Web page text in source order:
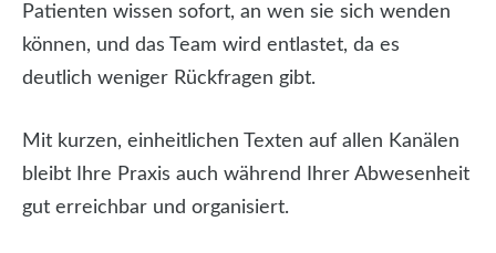
Patienten wissen sofort, an wen sie sich wenden
können, und das Team wird entlastet, da es
deutlich weniger Rückfragen gibt.
Mit kurzen, einheitlichen Texten auf allen Kanälen
bleibt Ihre Praxis auch während Ihrer Abwesenheit
gut erreichbar und organisiert.